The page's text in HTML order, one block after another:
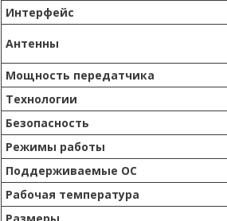
Интерфейс
Антенны
Мощность передатчика
Технологии
Безопасность
Режимы работы
Поддерживаемые ОС
Рабочая температура
Размеры